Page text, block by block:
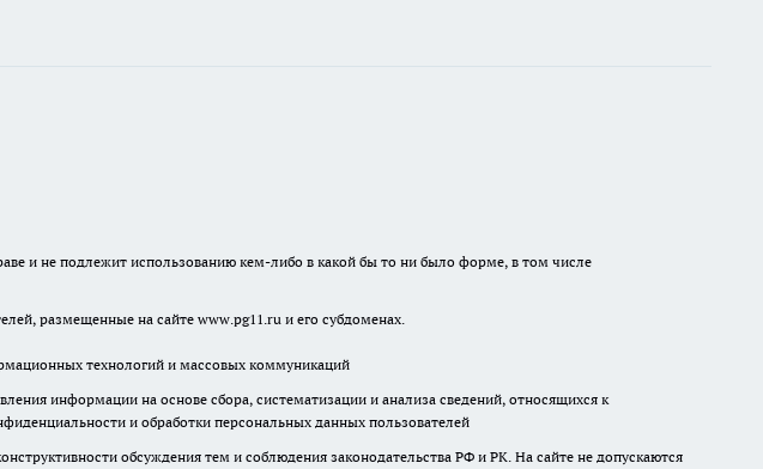
и не подлежит использованию кем-либо в какой бы то ни было форме, в том числе
размещенные на сайте www.pg11.ru и его субдоменах.
технологий и массовых коммуникаций
информации на основе сбора, систематизации и анализа сведений, относящихся к
и обработки персональных данных пользователей
обсуждения тем и соблюдения законодательства РФ и РК. На сайте не допускаются